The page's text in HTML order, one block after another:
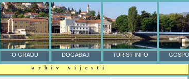
O GRADU DOGAĐAJI TURIST INFO
arhiv vijesti